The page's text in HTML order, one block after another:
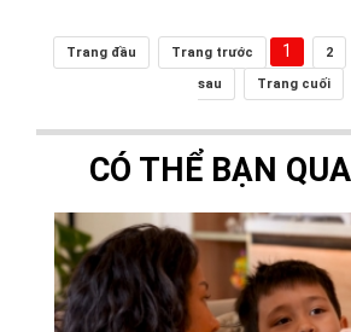
Trang đầu Trang trước 1 2
sau
Trang cuối
CÓ THỂ BẠN